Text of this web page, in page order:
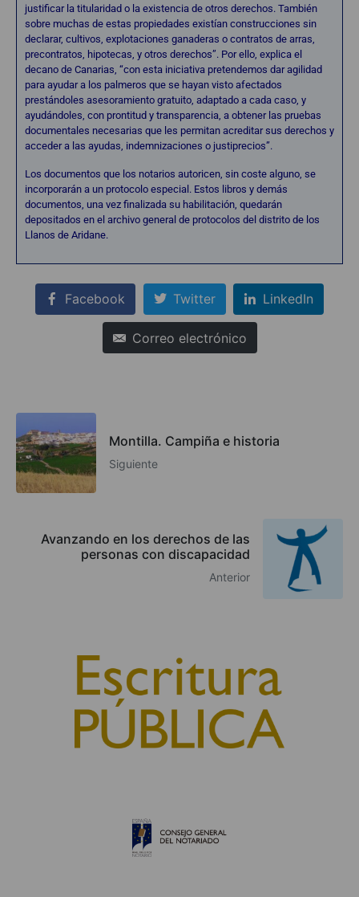
justificar la titularidad o la existencia de otros derechos. También
sobre muchas de estas propiedades existían construcciones sin
declarar, cultivos, explotaciones ganaderas o contratos de arras,
precontratos, hipotecas, y otros derechos”. Por ello, explica el
decano de Canarias, “con esta iniciativa pretendemos dar agilidad
para ayudar a los palmeros que se hayan visto afectados
prestándoles asesoramiento gratuito, adaptado a cada caso, y
ayudándoles, con prontitud y transparencia, a obtener las pruebas
documentales necesarias que les permitan acreditar sus derechos y
acceder a las ayudas, indemnizaciones o justiprecios”.
Los documentos que los notarios autoricen, sin coste alguno, se
incorporarán a un protocolo especial. Estos libros y demás
documentos, una vez finalizada su habilitación, quedarán
depositados en el archivo general de protocolos del distrito de los
Llanos de Aridane.
Facebook Twitter LinkedIn
Correo electrónico
Montilla. Campiña e historia
Siguiente
Avanzando en los derechos de las
personas con discapacidad
Anterior